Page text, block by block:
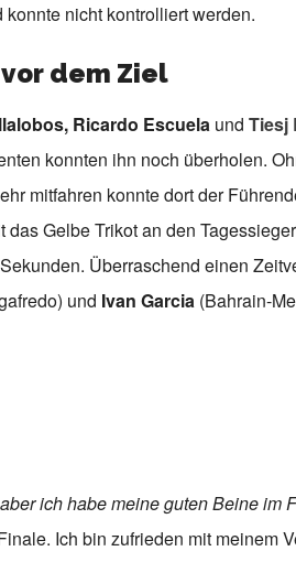
nicht kontrolliert werden.
dem Ziel
Ricardo Escuela und Tiesj
konnten ihn noch überholen.
mitfahren konnte dort der
Gelbe Trikot an den
Überraschend einen
und Ivan Garcia (Bahrain-
ich habe meine guten Beine im
Ich bin zufrieden mit meinem